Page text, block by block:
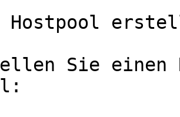
Hostpool
Sie einen